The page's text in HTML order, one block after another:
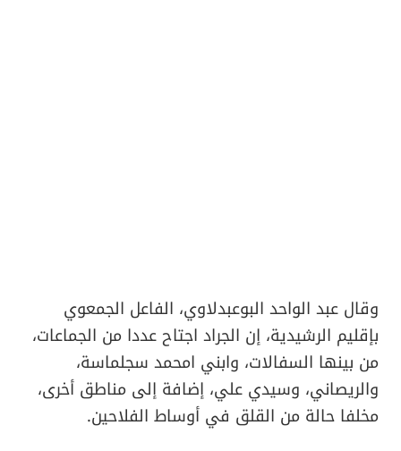
وقال عبد الواحد البوعبدلاوي، الفاعل الجمعوي
بإقليم الرشيدية، إن الجراد اجتاح عددا من الجماعات،
من بينها السفالات، وابني امحمد سجلماسة،
والريصاني، وسيدي علي، إضافة إلى مناطق أخرى،
مخلفا حالة من القلق في أوساط الفلاحين.